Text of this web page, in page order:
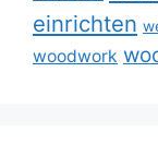
einrichten
woodwork